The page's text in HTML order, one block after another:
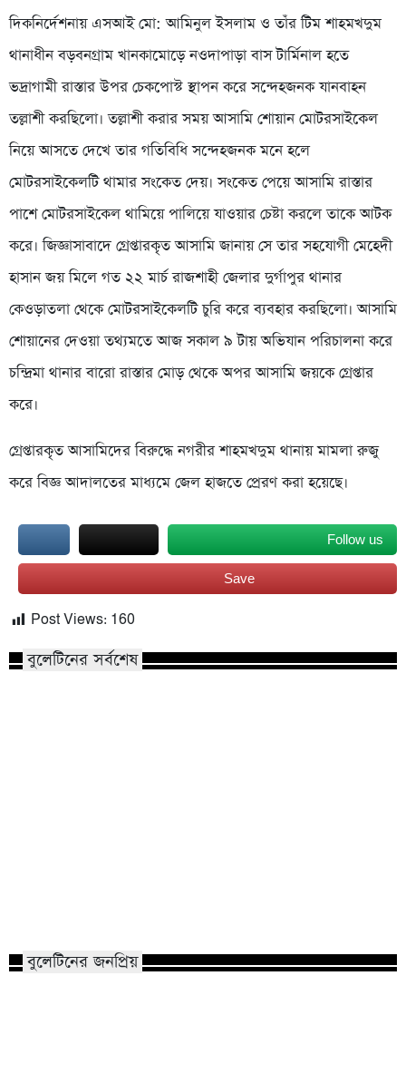
দিকনির্দেশনায় এসআই মো: আমিনুল ইসলাম ও তাঁর টিম শাহমখদুম
থানাধীন বড়বনগ্রাম খানকামোড়ে নওদাপাড়া বাস টার্মিনাল হতে
ভদ্রাগামী রাস্তার উপর চেকপোস্ট স্থাপন করে সন্দেহজনক যানবাহন
তল্লাশী করছিলো। তল্লাশী করার সময় আসামি শোয়ান মোটরসাইকেল
নিয়ে আসতে দেখে তার গতিবিধি সন্দেহজনক মনে হলে
মোটরসাইকেলটি থামার সংকেত দেয়। সংকেত পেয়ে আসামি রাস্তার
পাশে মোটরসাইকেল থামিয়ে পালিয়ে যাওয়ার চেষ্টা করলে তাকে আটক
করে। জিজ্ঞাসাবাদে গ্রেপ্তারকৃত আসামি জানায় সে তার সহযোগী মেহেদী
হাসান জয় মিলে গত ২২ মার্চ রাজশাহী জেলার দুর্গাপুর থানার
কেওড়াতলা থেকে মোটরসাইকেলটি চুরি করে ব্যবহার করছিলো। আসামি
শোয়ানের দেওয়া তথ্যমতে আজ সকাল ৯ টায় অভিযান পরিচালনা করে
চন্দ্রিমা থানার বারো রাস্তার মোড় থেকে অপর আসামি জয়কে গ্রেপ্তার
করে।
গ্রেপ্তারকৃত আসামিদের বিরুদ্ধে নগরীর শাহমখদুম থানায় মামলা রুজু
করে বিজ্ঞ আদালতের মাধ্যমে জেল হাজতে প্রেরণ করা হয়েছে।
Follow us
Save
Post Views: 160
বুলেটিনের সর্বশেষ
বুলেটিনের জনপ্রিয়